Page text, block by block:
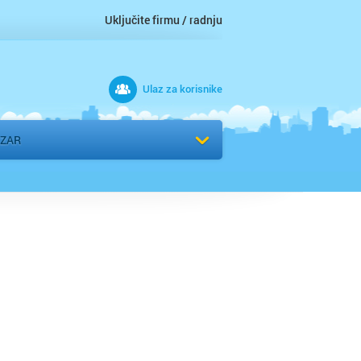
Uključite firmu / radnju
Ulaz za korisnike